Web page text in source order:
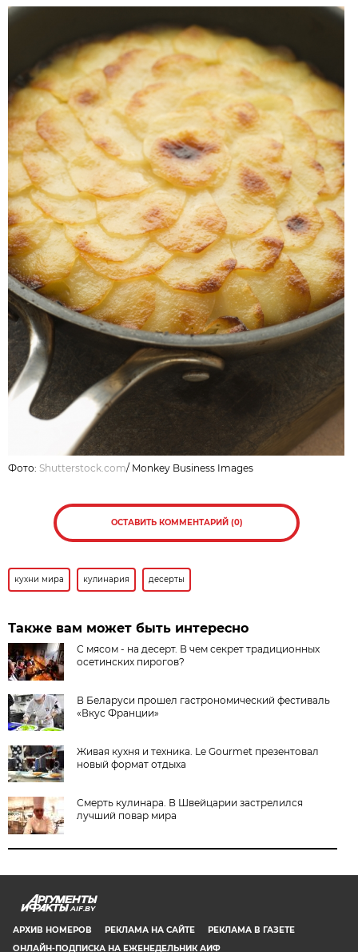
Фото:Shutterstock.com/ Monkey Business Images
ОСТАВИТЬ КОММЕНТАРИЙ (0)
кухни мира кулинария десерты
Также вам может быть интересно
С мясом - на десерт. В чем секрет традиционных
осетинских пирогов?
В Беларуси прошел гастрономический фестиваль
«Вкус Франции»
Живая кухня и техника. Le Gourmet презентовал
новый формат отдыха
Смерть кулинара. В Швейцарии застрелился
лучший повар мира
AIF.BY
АРХИВ НОМЕРОВ РЕКЛАМА НА САЙТЕ
РЕКЛАМА В ГАЗЕТЕ
ОНЛАЙН-ПОДПИСКА НА ЕЖЕНЕДЕЛЬНИК АИФ